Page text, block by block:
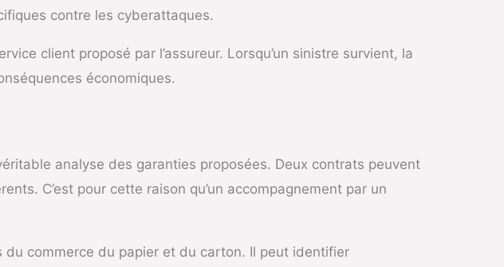
contre les cyberattaques.
client proposé par l’assureur. Lorsqu’un sinistre survient, la
économiques.
analyse des garanties proposées. Deux contrats peuvent
C’est pour cette raison qu’un accompagnement par un
commerce du papier et du carton. Il peut identifier